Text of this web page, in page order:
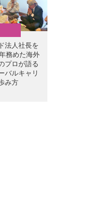
法人社長を
務めた海外
プロが語る
バルキャリ
み方